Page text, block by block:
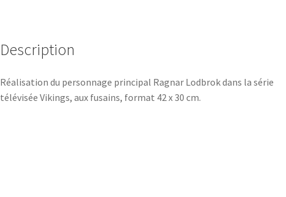
Description
Réalisation du personnage principal Ragnar Lodbrok dans la série
télévisée Vikings, aux fusains, format 42 x 30 cm.